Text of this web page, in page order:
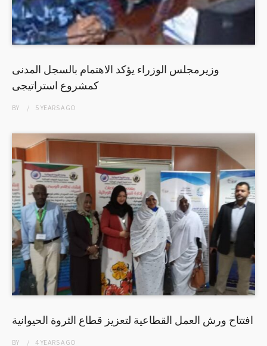
وزيرمجلس الوزراء يؤكد الاهتمام بالسجل المدنى
كمشروع استراتيجى
BY 5 YEARSAGO
افتتاح ورش العمل القطاعية لتعزيز قطاع الثروة الحيوانية
BY 4 YEARSAGO